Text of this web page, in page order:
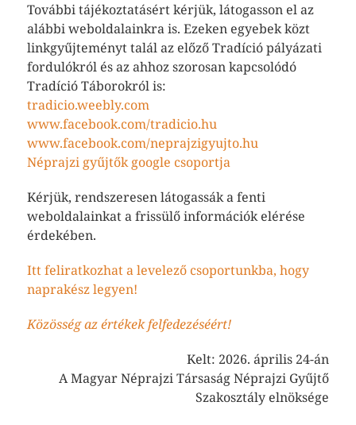
További tájékoztatásért kérjük, látogasson el az
alábbi weboldalainkra is. Ezeken egyebek közt
linkgyűjteményt talál az előző Tradíció pályázati
fordulókról és az ahhoz szorosan kapcsolódó
Tradíció Táborokról is:
tradicio.weebly.com
www.facebook.com/tradicio.hu
www.facebook.com/neprajzigyujto.hu
Néprajzi gyűjtők google csoportja
Kérjük, rendszeresen látogassák a fenti
weboldalainkat a frissülő információk elérése
érdekében.
Itt feliratkozhat a levelező csoportunkba, hogy
naprakész legyen!
Közösség az értékek felfedezéséért!
Kelt: 2026. április 24-án
A Magyar Néprajzi Társaság Néprajzi Gyűjtő
Szakosztály elnöksége